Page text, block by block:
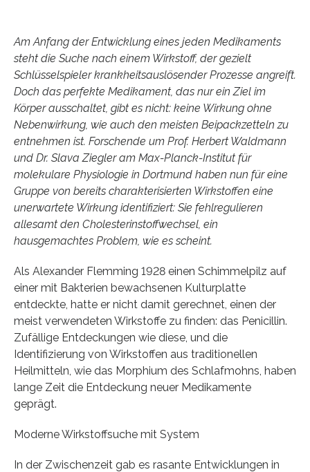
Am Anfang der Entwicklung eines jeden Medikaments
steht die Suche nach einem Wirkstoff, der gezielt
Schlüsselspieler krankheitsauslösender Prozesse angreift.
Doch das perfekte Medikament, das nur ein Ziel im
Körper ausschaltet, gibt es nicht: keine Wirkung ohne
Nebenwirkung, wie auch den meisten Beipackzetteln zu
entnehmen ist. Forschende um Prof. Herbert Waldmann
und Dr. Slava Ziegler am Max-Planck-Institut für
molekulare Physiologie in Dortmund haben nun für eine
Gruppe von bereits charakterisierten Wirkstoffen eine
unerwartete Wirkung identifiziert: Sie fehlregulieren
allesamt den Cholesterinstoffwechsel, ein
hausgemachtes Problem, wie es scheint.
Als Alexander Flemming 1928 einen Schimmelpilz auf
einer mit Bakterien bewachsenen Kulturplatte
entdeckte, hatte er nicht damit gerechnet, einen der
meist verwendeten Wirkstoffe zu finden: das Penicillin.
Zufällige Entdeckungen wie diese, und die
Identifizierung von Wirkstoffen aus traditionellen
Heilmitteln, wie das Morphium des Schlafmohns, haben
lange Zeit die Entdeckung neuer Medikamente
geprägt.
Moderne Wirkstoffsuche mit System
In der Zwischenzeit gab es rasante Entwicklungen in